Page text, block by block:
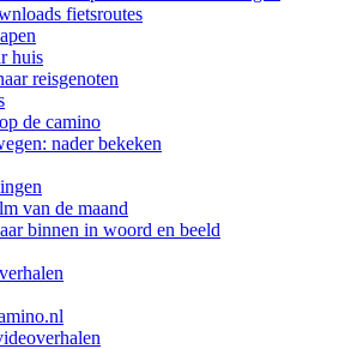
fietsroutes
huis
reisgenoten
de camino
nader bekeken
van de maand
binnen in woord en beeld